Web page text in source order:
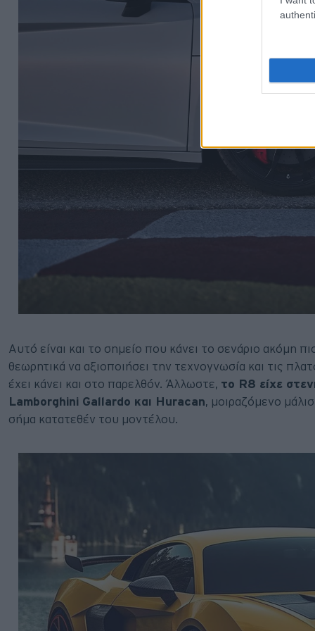
Αυτό είναι και το σημείο που κάνει το σενάριο ακόμη
θεωρητικά να αξιοποιήσει την τεχνογνωσία και τις
έχει κάνει και στο παρελθόν. Άλλωστε, το R8 είχε
Lamborghini Gallardo και Huracan, μοιραζόμενο
σήμα κατατεθέν του μοντέλου.